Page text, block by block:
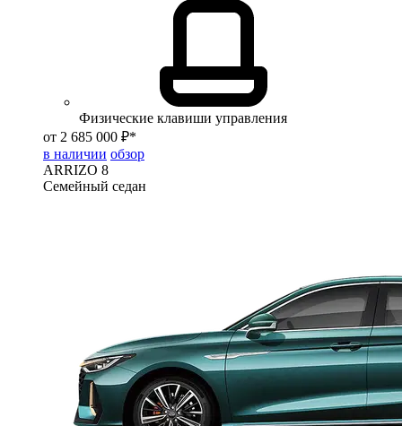
Физические клавиши управления
от 2 685 000 ₽*
в наличии обзор
ARRIZO 8
Семейный седан